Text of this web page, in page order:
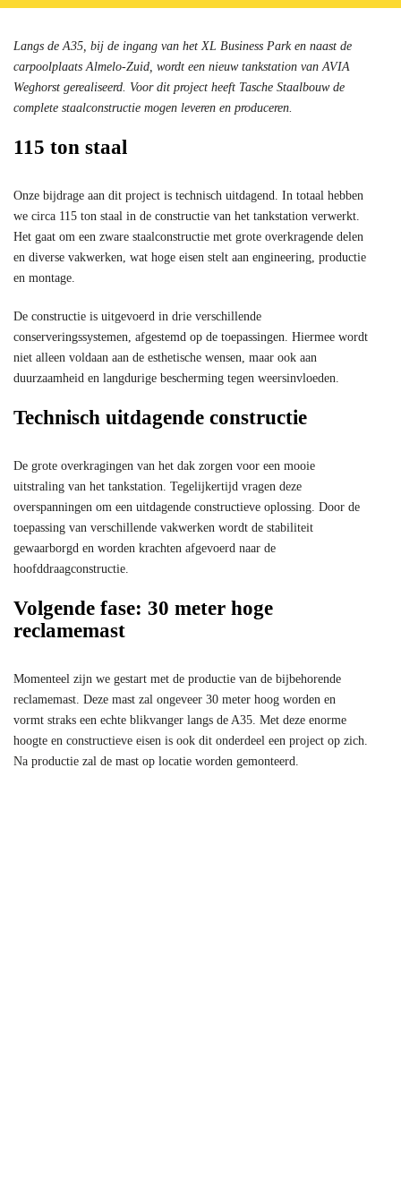
Langs de A35, bij de ingang van het XL Business Park en naast de
carpoolplaats Almelo-Zuid, wordt een nieuw tankstation van AVIA
Weghorst gerealiseerd. Voor dit project heeft Tasche Staalbouw de
complete staalconstructie mogen leveren en produceren.
115 ton staal
Onze bijdrage aan dit project is technisch uitdagend. In totaal hebben
we circa 115 ton staal in de constructie van het tankstation verwerkt.
Het gaat om een zware staalconstructie met grote overkragende delen
en diverse vakwerken, wat hoge eisen stelt aan engineering, productie
en montage.
De constructie is uitgevoerd in drie verschillende
conserveringssystemen, afgestemd op de toepassingen. Hiermee wordt
niet alleen voldaan aan de esthetische wensen, maar ook aan
duurzaamheid en langdurige bescherming tegen weersinvloeden.
Technisch uitdagende constructie
De grote overkragingen van het dak zorgen voor een mooie
uitstraling van het tankstation. Tegelijkertijd vragen deze
overspanningen om een uitdagende constructieve oplossing. Door de
toepassing van verschillende vakwerken wordt de stabiliteit
gewaarborgd en worden krachten afgevoerd naar de
hoofddraagconstructie.
Volgende fase: 30 meter hoge
reclamemast
Momenteel zijn we gestart met de productie van de bijbehorende
reclamemast. Deze mast zal ongeveer 30 meter hoog worden en
vormt straks een echte blikvanger langs de A35. Met deze enorme
hoogte en constructieve eisen is ook dit onderdeel een project op zich.
Na productie zal de mast op locatie worden gemonteerd.